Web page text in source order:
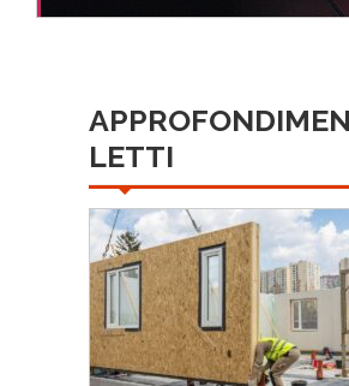
LETTI